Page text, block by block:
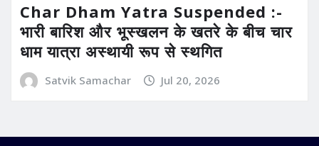
Char Dham Yatra Suspended :-
भारी बारिश और भूस्खलन के खतरे के बीच चार
धाम यात्रा अस्थायी रूप से स्थगित
Satvik Samachar Jul 20, 2026